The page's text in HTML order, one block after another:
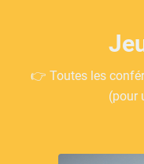
👉 Toutes les
(pour